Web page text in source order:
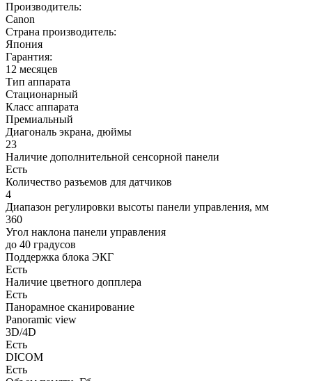
Производитель:
Canon
Страна производитель:
Япония
Гарантия:
12 месяцев
Тип аппарата
Стационарный
Класс аппарата
Премиальный
Диагональ экрана, дюймы
23
Наличие дополнительной сенсорной панели
Есть
Количество разъемов для датчиков
4
Диапазон регулировки высоты панели управления, мм
360
Угол наклона панели управления
до 40 градусов
Поддержка блока ЭКГ
Есть
Наличие цветного допплера
Есть
Панорамное сканирование
Panoramic view
3D/4D
Есть
DICOM
Есть